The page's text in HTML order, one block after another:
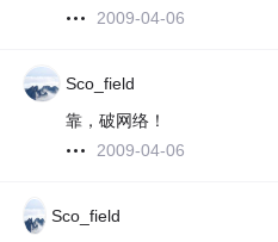
2009-04-06
Sco_field
靠，破网络！
2009-04-06
Sco_field